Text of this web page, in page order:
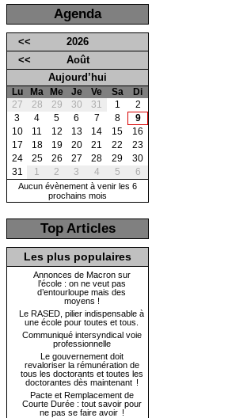
Agenda
<<
2026
<<
Août
Aujourd’hui
Lu Ma Me Je Ve Sa
Di
27
28 29 30 31 1
2
3
4 5 6 7 8
9
10
11 12 13 14 15
16
17
18 19 20 21 22
23
24
25 26 27 28 29
30
31
1 2 3 4 5 6
Aucun évènement à venir les 6
prochains mois
Top Articles
Les plus populaires
Annonces de Macron sur
l’école : on ne veut pas
d’entourloupe mais des
moyens !
Le RASED, pilier indispensable à
une école pour toutes et tous.
Communiqué intersyndical voie
professionnelle
Le gouvernement doit
revaloriser la rémunération de
tous les doctorants et toutes les
doctorantes dès maintenant !
Pacte et Remplacement de
Courte Durée : tout savoir pour
ne pas se faire avoir !